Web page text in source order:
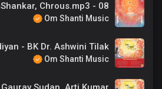
Om Shanti Music
Om Shanti Music